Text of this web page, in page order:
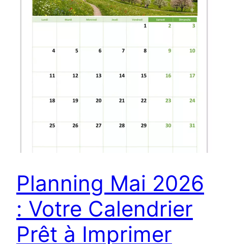
Planning Mai 2026
: Votre Calendrier
Prêt à Imprimer